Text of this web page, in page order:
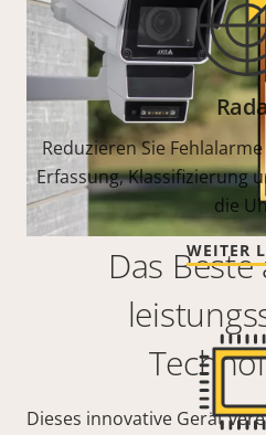
Das
Dieses innovative Gerät
Reduzieren Sie
Erfassung, Klassifizierung
die
WEITER